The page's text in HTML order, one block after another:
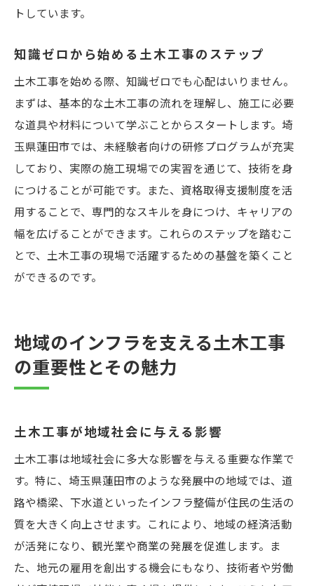
トしています。
知識ゼロから始める土木工事のステップ
土木工事を始める際、知識ゼロでも心配はいりません。
まずは、基本的な土木工事の流れを理解し、施工に必要
な道具や材料について学ぶことからスタートします。埼
玉県蓮田市では、未経験者向けの研修プログラムが充実
しており、実際の施工現場での実習を通じて、技術を身
につけることが可能です。また、資格取得支援制度を活
用することで、専門的なスキルを身につけ、キャリアの
幅を広げることができます。これらのステップを踏むこ
とで、土木工事の現場で活躍するための基盤を築くこと
ができるのです。
地域のインフラを支える土木工事
の重要性とその魅力
土木工事が地域社会に与える影響
土木工事は地域社会に多大な影響を与える重要な作業で
す。特に、埼玉県蓮田市のような発展中の地域では、道
路や橋梁、下水道といったインフラ整備が住民の生活の
質を大きく向上させます。これにより、地域の経済活動
が活発になり、観光業や商業の発展を促進します。ま
た、地元の雇用を創出する機会にもなり、技術者や労働